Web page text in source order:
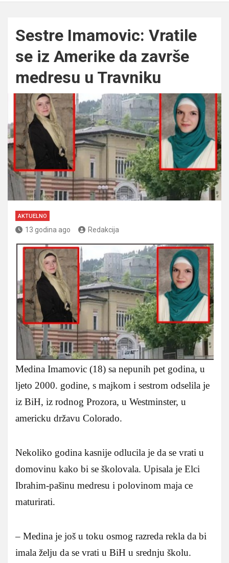
Sestre Imamovic: Vratile
se iz Amerike da završe
medresu u Travniku
AKTUELNO
13 godina ago Redakcija
Medina Imamovic (18) sa nepunih pet godina, u
ljeto 2000. godine, s majkom i sestrom odselila je
iz BiH, iz rodnog Prozora, u Westminster, u
americku državu Colorado.
Nekoliko godina kasnije odlucila je da se vrati u
domovinu kako bi se školovala. Upisala je Elci
Ibrahim-pašinu medresu i polovinom maja ce
maturirati.
– Medina je još u toku osmog razreda rekla da bi
imala želju da se vrati u BiH u srednju školu.